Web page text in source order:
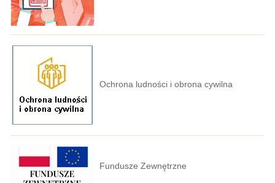
Ochrona ludności i obrona cywilna
Fundusze Zewnętrzne